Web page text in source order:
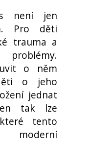
není jen
Pro děti
trauma a
problémy.
o něm
o jeho
jednat
tak lze
tento
moderní